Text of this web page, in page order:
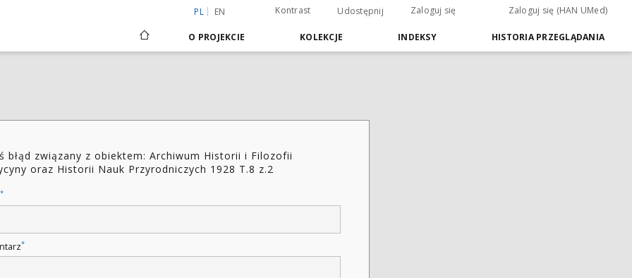
PL EN Kontrast Udostępnij Zaloguj się Zaloguj się (HAN UMed)
O PROJEKCIE KOLEKCJE INDEKSY HISTORIA PRZEGLĄDANIA
błąd związany z obiektem: Archiwum Historii i Filozofii
oraz Historii Nauk Przyrodniczych 1928 T.8 z.2
*
*